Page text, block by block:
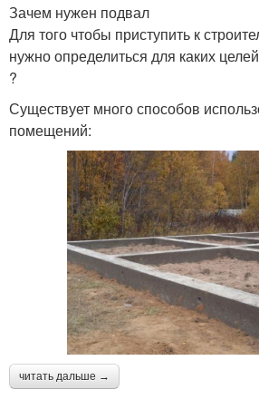
Зачем нужен подвал
Для того чтобы приступить к
нужно определиться для каких
?
Существует много способов
помещений:
читать дальше →